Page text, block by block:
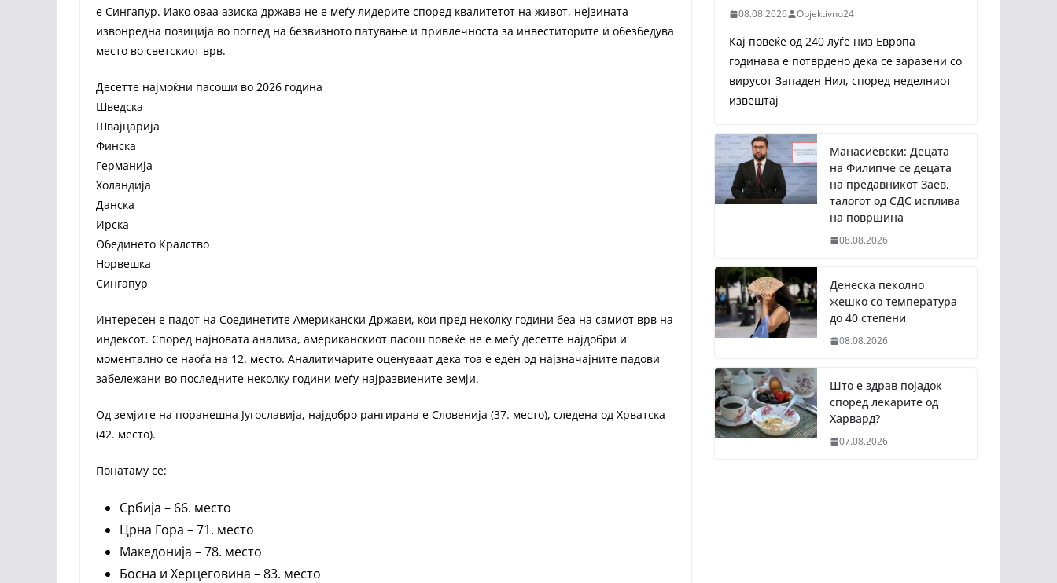
е Сингапур. Иако оваа азиска држава не е меѓу лидерите според квалитетот на живот, нејзината
извонредна позиција во поглед на безвизното патување и привлечноста за инвеститорите ѝ обезбедува
место во светскиот врв.
Десетте најмоќни пасоши во 2026 година
Шведска
Швајцарија
Финска
Германија
Холандија
Данска
Ирска
Обединето Кралство
Норвешка
Сингапур
Интересен е падот на Соединетите Американски Држави, кои пред неколку години беа на самиот врв на
индексот. Според најновата анализа, американскиот пасош повеќе не е меѓу десетте најдобри и
моментално се наоѓа на 12. место. Аналитичарите оценуваат дека тоа е еден од најзначајните падови
забележани во последните неколку години меѓу најразвиените земји.
Од земјите на поранешна Југославија, најдобро рангирана е Словенија (37. место), следена од Хрватска
(42. место).
Понатаму се:
Србија – 66. место
Црна Гора – 71. место
Македонија – 78. место
Босна и Херцеговина – 83. место
08.08.2026 Objektivno24
Кај повеќе од 240 луѓе низ Европа
годинава е потврдено дека се заразени со
вирусот Западен Нил, според неделниот
извештај
Манасиевски: Децата
на Филипче се децата
на предавникот Заев,
талогот од СДС исплива
на површина
08.08.2026
Денеска пеколно
жешко со температура
до 40 степени
08.08.2026
Што е здрав појадок
според лекарите од
Харвард?
07.08.2026